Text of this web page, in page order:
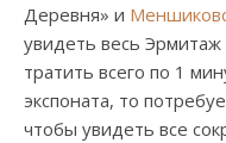
Деревня» и
увидеть весь
тратить всего по 1
экспоната, то
чтобы увидеть все